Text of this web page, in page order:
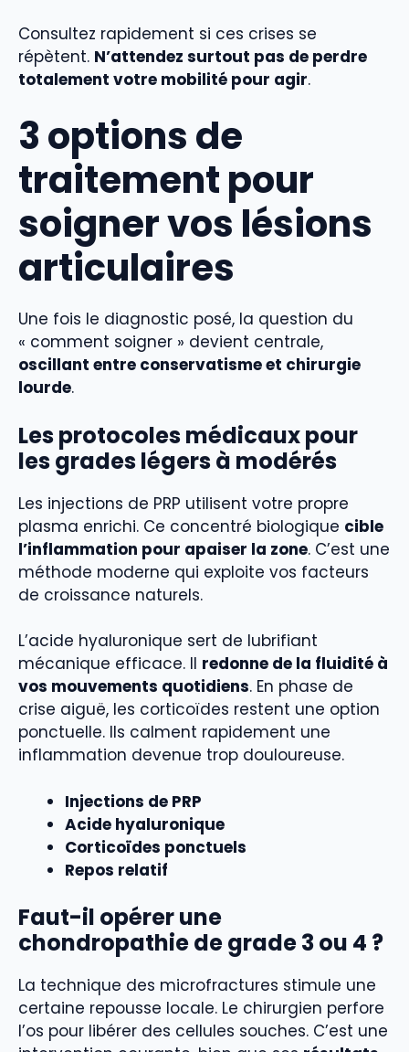
Consultez rapidement si ces crises se
répètent. N’attendez surtout pas de perdre
totalement votre mobilité pour agir.
3 options de
traitement pour
soigner vos lésions
articulaires
Une fois le diagnostic posé, la question du
« comment soigner » devient centrale,
oscillant entre conservatisme et chirurgie
lourde.
Les protocoles médicaux pour
les grades légers à modérés
Les injections de PRP utilisent votre propre
plasma enrichi. Ce concentré biologique cible
l’inflammation pour apaiser la zone. C’est une
méthode moderne qui exploite vos facteurs
de croissance naturels.
L’acide hyaluronique sert de lubrifiant
mécanique efficace. Il redonne de la fluidité à
vos mouvements quotidiens. En phase de
crise aiguë, les corticoïdes restent une option
ponctuelle. Ils calment rapidement une
inflammation devenue trop douloureuse.
Injections de PRP
Acide hyaluronique
Corticoïdes ponctuels
Repos relatif
Faut-il opérer une
chondropathie de grade 3 ou 4 ?
La technique des microfractures stimule une
certaine repousse locale. Le chirurgien perfore
l’os pour libérer des cellules souches. C’est une